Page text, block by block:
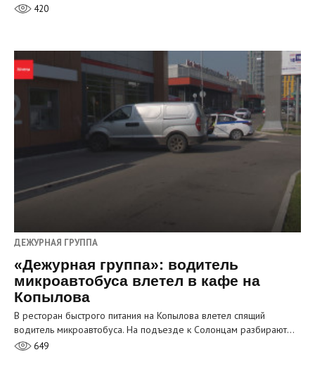
420
ДЕЖУРНАЯ ГРУППА
«Дежурная группа»: водитель
микроавтобуса влетел в кафе на
Копылова
В ресторан быстрого питания на Копылова влетел спящий
водитель микроавтобуса. На подъезде к Солонцам разбирают…
649